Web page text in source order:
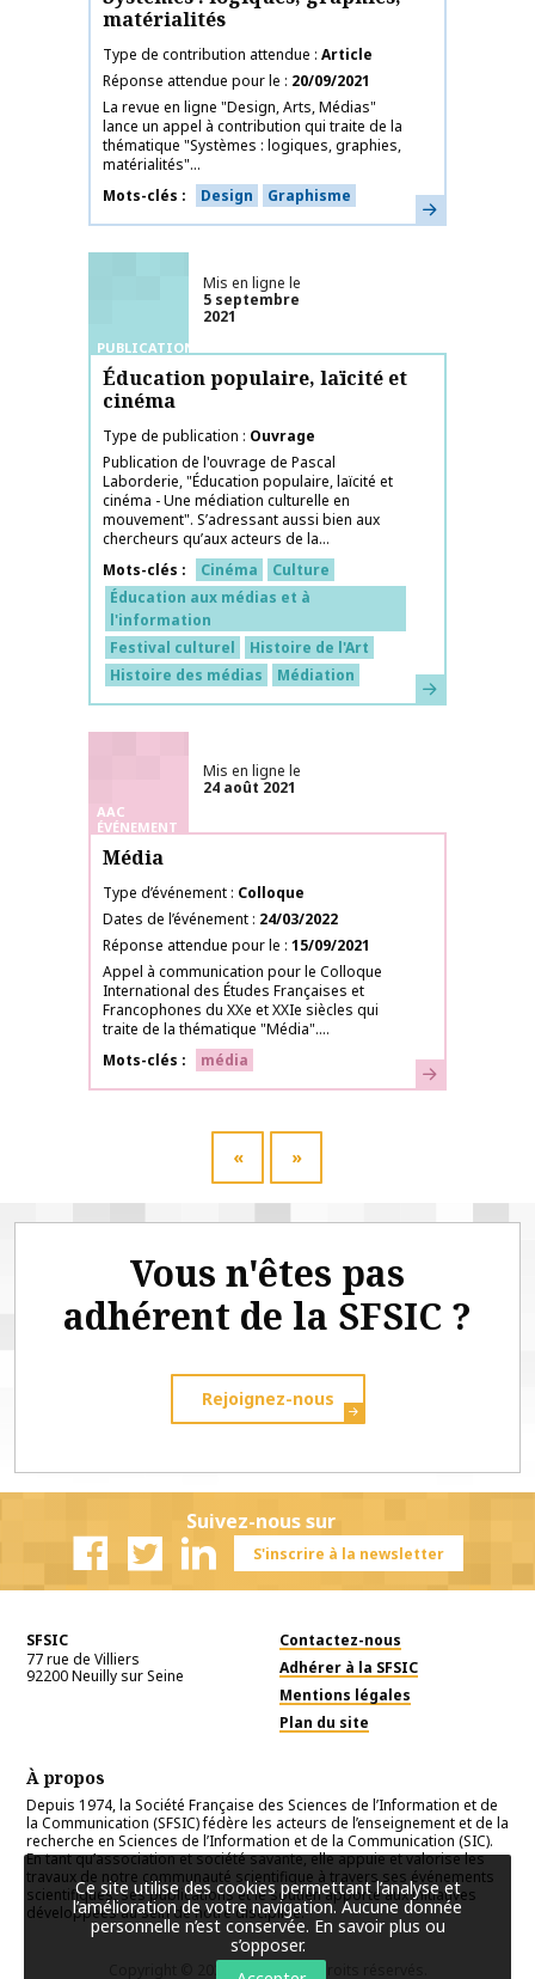
matérialités
Type de contribution attendue Article
Réponse attendue pour le
20/09/2021
La revue en ligne "Design, Arts, Médias"
lance un appel à contribution qui traite de la
thématique "Systèmes : logiques, graphies,
matérialités"...
Mots-clés
Design Graphisme En savoir plus
PUBLICATIONS
Mis en ligne le
5 septembre
2021
Éducation populaire, laïcité et
cinéma
Type de publication
Ouvrage
Publication de l'ouvrage de Pascal
Laborderie, "Éducation populaire, laïcité et
cinéma - Une médiation culturelle en
mouvement". S’adressant aussi bien aux
chercheurs qu’aux acteurs de la...
Mots-clés
Cinéma
Culture
Éducation aux médias et à
l'information
Festival culturel
Histoire de l'Art
Histoire des médias
Médiation En savoir plus
AAC
ÉVÉNEMENT
Mis en ligne le
24 août 2021
Média
Type d’événement Colloque
Dates de l’événement 24/03/2022
Réponse attendue pour le 15/09/2021
Appel à communication pour le Colloque
International des Études Françaises et
Francophones du XXe et XXIe siècles qui
traite de la thématique "Média"....
Mots-clés
média En savoir plus
« »
Vous n'êtes pas
adhérent de la SFSIC ?
Rejoignez-nous
Suivez-nous sur
S'inscrire à la newsletter
SFSIC
77 rue de Villiers
92200Neuilly sur Seine
Contactez-nous
Adhérer à la SFSIC
Mentions légales
Plan du site
À propos
Depuis 1974, la Société Française des Sciences de l’Information et de
la Communication (SFSIC) fédère les acteurs de l’enseignement et de la
recherche en Sciences de l’Information et de la Communication (SIC).
En tant qu’association et société savante, elle appuie et valorise les
travaux de notre communauté scientifique à travers ses événements
scientifiques, ses publications et le soutien apporté aux initiatives
développées au sein de notre discipline.
SFSIC . Tous droits réservés.
Ce site utilise des cookies permettant l’analyse et
l’amélioration de votre navigation. Aucune donnée
personnelle n’est conservée. En savoir plus ou
s’opposer.